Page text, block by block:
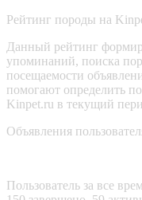
Рейтинг породы на
Данный рейтинг
упоминаний, поиска
посещаемости
помогают определить
Kinpet.ru в текущий
Объявления
Пользователь за все